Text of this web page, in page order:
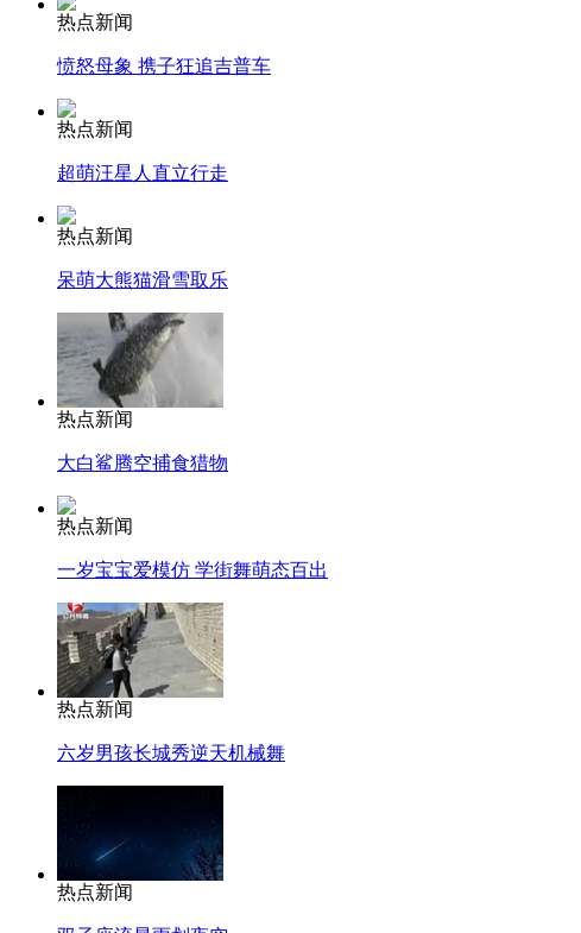
热点新闻
愤怒母象 携子狂追吉普车
热点新闻
超萌汪星人直立行走
热点新闻
呆萌大熊猫滑雪取乐
热点新闻
大白鲨腾空捕食猎物
热点新闻
一岁宝宝爱模仿 学街舞萌态百出
热点新闻
六岁男孩长城秀逆天机械舞
热点新闻